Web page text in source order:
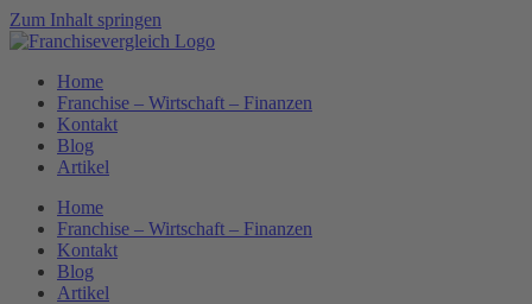
Zum Inhalt springen
Home
Franchise – Wirtschaft – Finanzen
Kontakt
Blog
Artikel
Home
Franchise – Wirtschaft – Finanzen
Kontakt
Blog
Artikel